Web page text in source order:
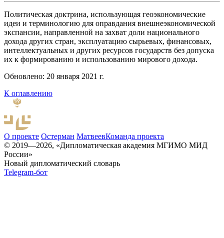
Политическая доктрина, использующая геоэкономические
идеи и терминологию для оправдания внешнеэкономической
экспансии, направленной на захват доли национального
дохода других стран, эксплуатацию сырьевых, финансовых,
интеллектуальных и других ресурсов государств без допуска
их к формированию и использованию мирового дохода.
Обновлено: 20 января 2021 г.
К оглавлению
О проекте Остерман МатвеевКоманда проекта
© 2019—2026, «Дипломатическая академия МГИМО МИД
России»
Новый дипломатический словарь
Telegram-бот